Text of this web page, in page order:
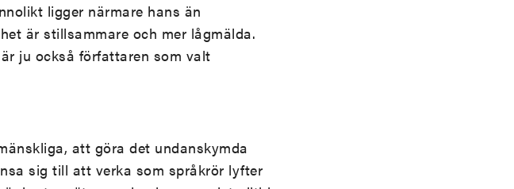
ligger närmare hans än
är stillsammare och mer lågmälda.
ju också författaren som valt
att göra det undanskymda
sig till att verka som språkrör lyfter